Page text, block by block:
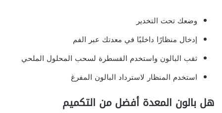
وضعك تحت التخدير
إدخال منظارًا داخليًا في معدتك عبر الفم
ثقب البالون واستخدم القسطرة لسحب المحلول الملحي
استخدم المنظار لاسترداد البالون المفرغ
هل بالون المعدة أفضل من التكميم